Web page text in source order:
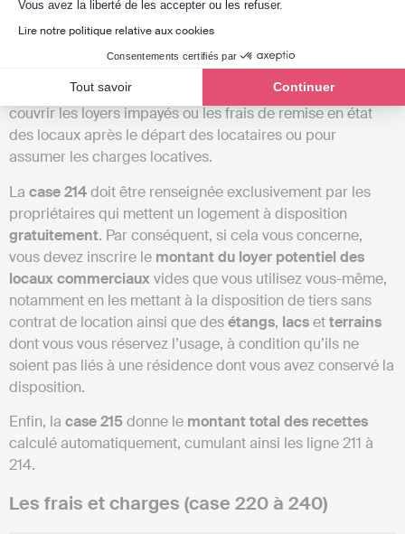
Vous avez la liberté de les accepter ou les refuser.
Lire notre politique relative aux cookies
Consentements certifiés par
Tout savoir Continuer
Lacase 213concerne la déclaration des
, telles que celles de l’Anah. Il convient également
dépôt de garantie n’est pas incluscar
il ne constitue pas une recette, hormis s’il est utilisé pour
couvrir les loyers impayés ou les frais de remise en état
des locaux après le départ des locataires ou pour
assumer les charges locatives.
La case 214doit être renseignée exclusivement par les
propriétaires qui mettent un logement à disposition
gratuitement. Par conséquent, si cela vous concerne,
vous devez inscrire le montant du loyer potentiel des
locaux commerciauxvides que vous utilisez vous-même,
notamment en les mettant à la disposition de tiers sans
contrat de location ainsi que desétangs, lacsetterrains
dont vous vous réservez l’usage, à condition qu’ils ne
soient pas liés à une résidence dont vous avez conservé la
disposition.
Enfin, la case 215donne le montant total des recettes
calculé automatiquement, cumulant ainsi les ligne 211 à
214.
Les frais et charges (case 220 à 240)